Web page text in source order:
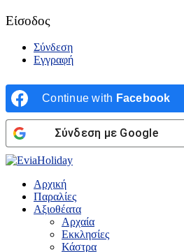
Είσοδος
Σύνδεση
Εγγραφή
Continue with Facebook
Σύνδεση με Google
Αρχική
Παραλίες
Αξιοθέατα
Αρχαία
Εκκλησίες
Κάστρα